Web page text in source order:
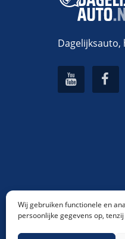
Wij gebruiken functionele en
persoonlijke gegevens op,